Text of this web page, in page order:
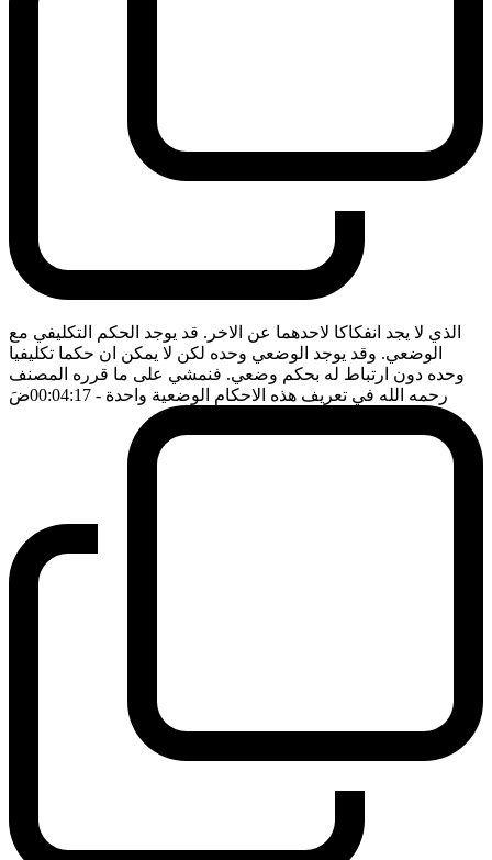
الذي لا يجد انفكاكا لاحدهما عن الاخر. قد يوجد الحكم التكليفي مع
الوضعي. وقد يوجد الوضعي وحده لكن لا يمكن ان حكما تكليفيا
وحده دون ارتباط له بحكم وضعي. فنمشي على ما قرره المصنف
رحمه الله في تعريف هذه الاحكام الوضعية واحدة - 00:04:17 ضَ